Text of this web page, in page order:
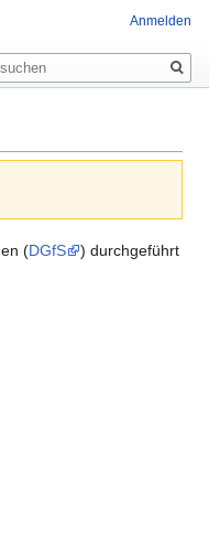
(DGfS
) durchgeführt
Anmelden